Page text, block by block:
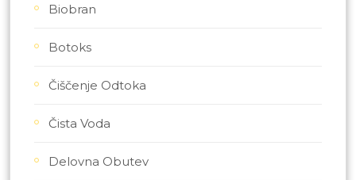
Biobran
Botoks
Čiščenje Odtoka
Čista Voda
Delovna Obutev